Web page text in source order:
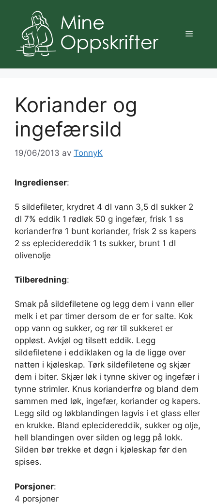
innhold
Meny
Koriander og
ingefærsild
19/06/2013 av TonnyK
Ingredienser:
5 sildefileter, krydret 4 dl vann 3,5 dl sukker 2
dl 7% eddik 1 rødløk 50 g ingefær, frisk 1 ss
korianderfrø 1 bunt koriander, frisk 2 ss kapers
2 ss eplecidereddik 1 ts sukker, brunt 1 dl
olivenolje
Tilberedning:
Smak på sildefiletene og legg dem i vann eller
melk i et par timer dersom de er for salte. Kok
opp vann og sukker, og rør til sukkeret er
oppløst. Avkjøl og tilsett eddik. Legg
sildefiletene i eddiklaken og la de ligge over
natten i kjøleskap. Tørk sildefiletene og skjær
dem i biter. Skjær løk i tynne skiver og ingefær i
tynne strimler. Knus korianderfrø og bland dem
sammen med løk, ingefær, koriander og kapers.
Legg sild og løkblandingen lagvis i et glass eller
en krukke. Bland eplecidereddik, sukker og olje,
hell blandingen over silden og legg på lokk.
Silden bør trekke et døgn i kjøleskap før den
spises.
Porsjoner:
4 porsjoner